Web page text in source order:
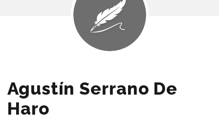
Agustín Serrano De
Haro